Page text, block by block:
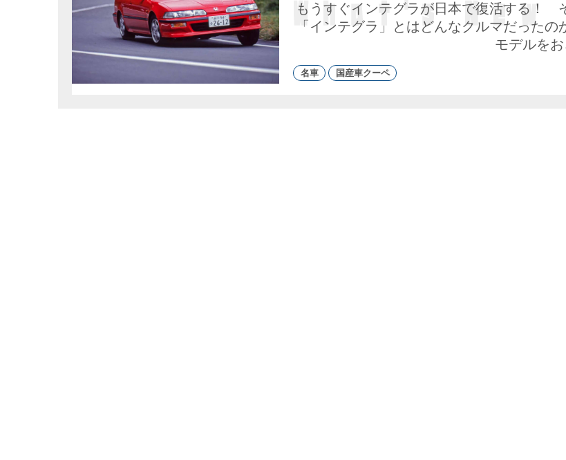
もうすぐインテグラが日本で復活する！
「インテグラ」とはどんなクルマだったの
モデルを
リ
ー
名車 国産車クーペ